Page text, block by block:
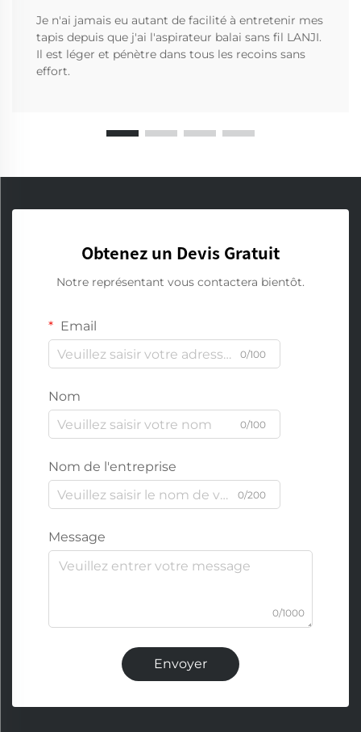
Je n'ai jamais eu autant de facilité à entretenir mes
tapis depuis que j'ai l'aspirateur balai sans fil LANJI.
Il est léger et pénètre dans tous les recoins sans
effort.
Obtenez un Devis Gratuit
Notre représentant vous contactera bientôt.
Email
0/100
Nom
0/100
Nom de l'entreprise
0/200
Message
0/1000
Envoyer